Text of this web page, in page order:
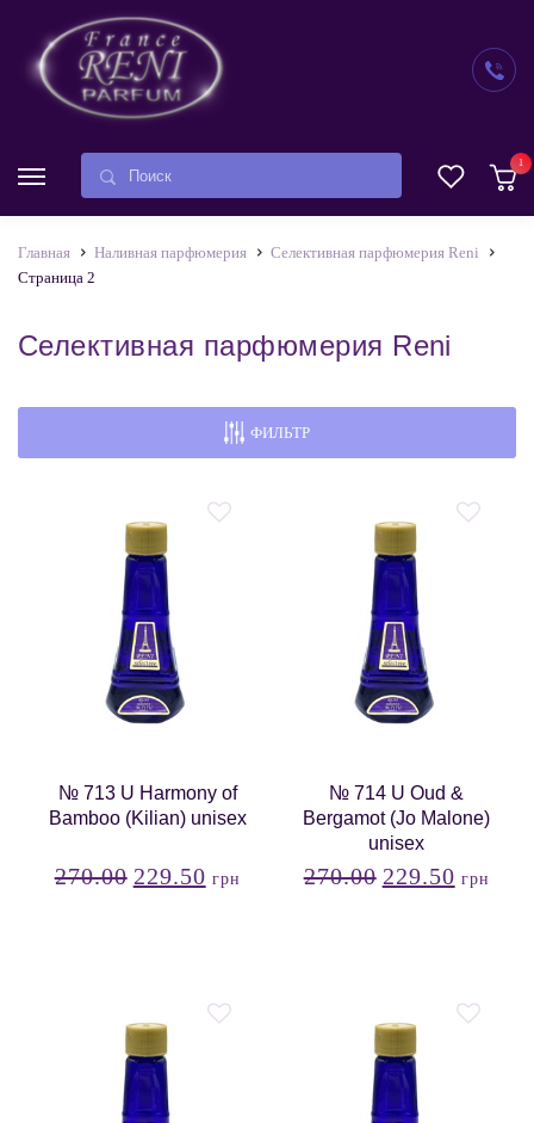
1
Главная Наливная парфюмерия
Селективная парфюмерия Reni
Страница 2
Селективная парфюмерия Reni
ФИЛЬТР
№ 713 U Harmony of
Bamboo (Kilian) unisex
270.00 229.50 грн
№ 714 U Oud &
Bergamot (Jo Malone)
unisex
270.00 229.50 грн